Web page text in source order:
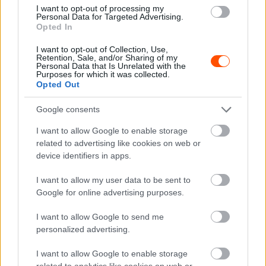
I want to opt-out of processing my
Personal Data for Targeted Advertising.
Opted In
I want to opt-out of Collection, Use,
Retention, Sale, and/or Sharing of my
Personal Data that Is Unrelated with the
Purposes for which it was collected.
Opted Out
Google consents
I want to allow Google to enable storage
related to advertising like cookies on web or
device identifiers in apps.
I want to allow my user data to be sent to
Google for online advertising purposes.
I want to allow Google to send me
personalized advertising.
I want to allow Google to enable storage
„Ha már a gyávaságnál tartunk, Laurent Rossi regnálása
az Alpine vezérigazgatójaként újabb példa a gyenge
vezetésre és az emberség teljes hiányára. Számos
alkalmazottat pusztán politikai okok miatt bocsátott el,
azokat célozva, akikről azt gondolta, túl közel álltak a
korábbi vezetéshez, mindezt úgy, hogy még annyi
tisztesség sem volt benne, hogy személyesen beszéljen
(és nyilván nem vette számításba a különböző